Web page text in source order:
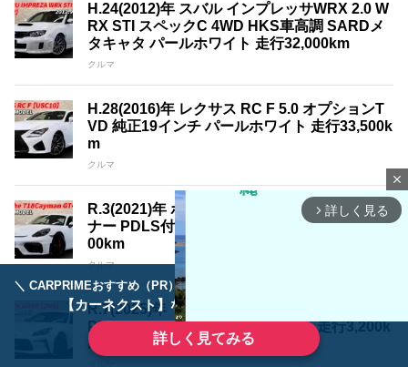
＼ CARPRIMEおすすめ（PR） ／
【カーネクスト】ならどんなクルマも高価買取
詳しく見てみる
H.24(2012)年 スバル インプレッサWRX 2.0 W
RX STI スペックC 4WD HKS車高調 SARDメ
タキャタ パールホワイト 走行32,000km
クルマ
H.28(2016)年 レクサス RC F 5.0 オプションT
VD 純正19インチ パールホワイト 走行33,500k
m
クルマ
R.3(2021)年 ポルシェ 718ケイマン GT4 1オー
ナー PDLS付きLEDライト ホワイト 走行17,4
00km
クルマ
R.7(2025)年 トヨタ GR86 2.4 RZ 1オーナー O
Pbrembo SACHS パールホワイト 走行3,200k
m
close
arrow_forward_ios 詳しく見る